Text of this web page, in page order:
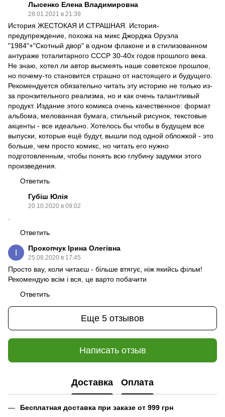
Лысенко Елена Владимировна
28.01.2021 в 21:39
История ЖЕСТОКАЯ И СТРАШНАЯ. История-
предупреждение, похожа на микс Джорджа Оруэла
"1984"+"Скотный двор" в одном флаконе и в стилизованном
антураже тоталитарного СССР 30-40х годов прошлого века.
Не знаю, хотел ли автор высмеять наше советское прошлое,
но почему-то становится страшно от настоящего и будущего.
Рекомендуется обязательно читать эту историю не только из-
за пронзительного реализма, но и как очень талантливый
продукт. Издание этого комикса очень качественное: формат
альбома, мелованная бумага, стильный рисунок, текстовые
акценты - все идеально. Хотелось бы чтобы в будущем все
выпуски, которые ещё будут, вышли под одной обложкой - это
больше, чем просто комикс, но читать его нужно
подготовленным, чтобы понять всю глубину задумки этого
произведения.
Ответить
Губіш Юлія
20.10.2020 в 09:02
.
Ответить
Прокопчук Ірина Олегівна
25.08.2020 в 17:45
Просто вау, коли читаєш - більше втягує, ніж якийсь фільм!
Рекомендую всім і вся, це варто побачити
Ответить
Еще 5 отзывов
Написать отзыв
Доставка Оплата
Бесплатная доставка при заказе от 999 грн